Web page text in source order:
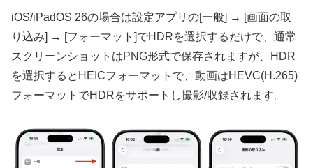
iOS/iPadOS 26の場合は設定アプリの[一般] → [画面の取
り込み] → [フォーマット]でHDRを選択するだけで、通常
スクリーンショットはPNG形式で保存されますが、HDR
を選択するとHEICフォーマットで、動画はHEVC(H.265)
フォーマットでHDRをサポートし撮影/収録されます。